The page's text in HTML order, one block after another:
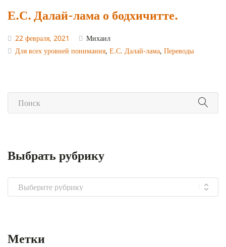
Е.С. Далай-лама о бодхичитте.
22 февраля, 2021
Михаил
Для всех уровней понимания, Е.С. Далай-лама, Переводы
Выбрать рубрику
Выбрать
рубрику
Метки